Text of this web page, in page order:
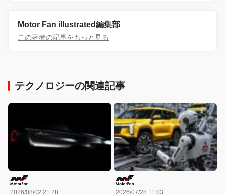
Motor Fan illustrated編集部
この著者の記事をもっと見る
テクノロジーの関連記事
2026/08/02 21:28 2026/07/28 11:03